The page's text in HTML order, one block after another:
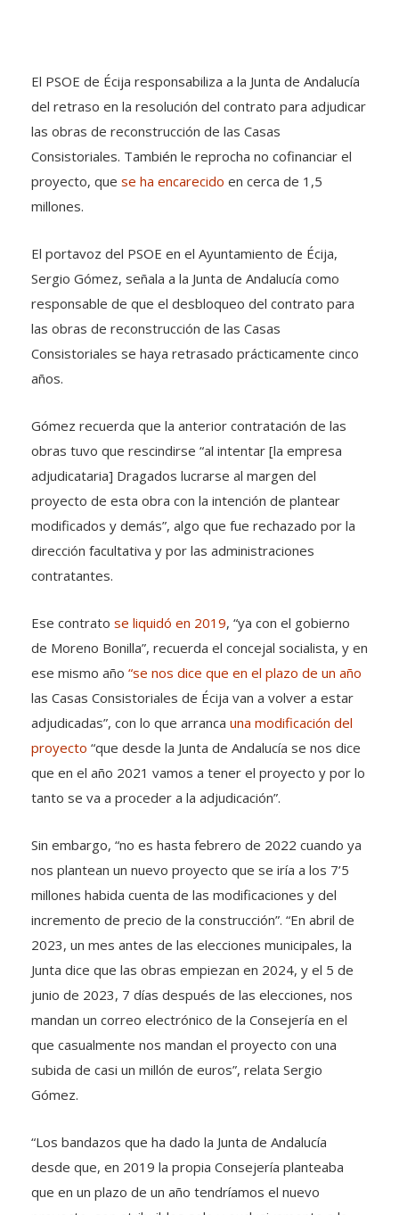
El PSOE de Écija responsabiliza a la Junta de Andalucía
del retraso en la resolución del contrato para adjudicar
las obras de reconstrucción de las Casas
Consistoriales. También le reprocha no cofinanciar el
proyecto, que se ha encarecido en cerca de 1,5
millones.
El portavoz del PSOE en el Ayuntamiento de Écija,
Sergio Gómez, señala a la Junta de Andalucía como
responsable de que el desbloqueo del contrato para
las obras de reconstrucción de las Casas
Consistoriales se haya retrasado prácticamente cinco
años.
Gómez recuerda que la anterior contratación de las
obras tuvo que rescindirse “al intentar [la empresa
adjudicataria] Dragados lucrarse al margen del
proyecto de esta obra con la intención de plantear
modificados y demás”, algo que fue rechazado por la
dirección facultativa y por las administraciones
contratantes.
Ese contrato se liquidó en 2019, “ya con el gobierno
de Moreno Bonilla”, recuerda el concejal socialista, y en
ese mismo año “se nos dice que en el plazo de un año
las Casas Consistoriales de Écija van a volver a estar
adjudicadas”, con lo que arranca una modificación del
proyecto “que desde la Junta de Andalucía se nos dice
que en el año 2021 vamos a tener el proyecto y por lo
tanto se va a proceder a la adjudicación”.
Sin embargo, “no es hasta febrero de 2022 cuando ya
nos plantean un nuevo proyecto que se iría a los 7’5
millones habida cuenta de las modificaciones y del
incremento de precio de la construcción”. “En abril de
2023, un mes antes de las elecciones municipales, la
Junta dice que las obras empiezan en 2024, y el 5 de
junio de 2023, 7 días después de las elecciones, nos
mandan un correo electrónico de la Consejería en el
que casualmente nos mandan el proyecto con una
subida de casi un millón de euros”, relata Sergio
Gómez.
“Los bandazos que ha dado la Junta de Andalucía
desde que, en 2019 la propia Consejería planteaba
que en un plazo de un año tendríamos el nuevo